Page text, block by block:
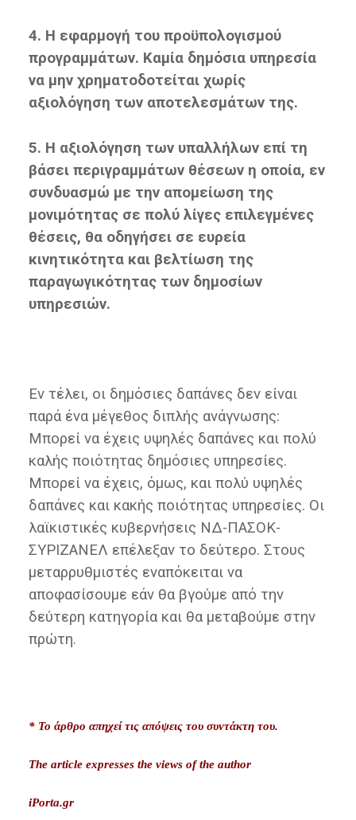
4. Η εφαρμογή του προϋπολογισμού
προγραμμάτων. Καμία δημόσια υπηρεσία
να μην χρηματοδοτείται χωρίς
αξιολόγηση των αποτελεσμάτων της.
5. Η αξιολόγηση των υπαλλήλων επί τη
βάσει περιγραμμάτων θέσεων η οποία, εν
συνδυασμώ με την απομείωση της
μονιμότητας σε πολύ λίγες επιλεγμένες
θέσεις, θα οδηγήσει σε ευρεία
κινητικότητα και βελτίωση της
παραγωγικότητας των δημοσίων
υπηρεσιών.
Εν τέλει, οι δημόσιες δαπάνες δεν είναι
παρά ένα μέγεθος διπλής ανάγνωσης:
Μπορεί να έχεις υψηλές δαπάνες και πολύ
καλής ποιότητας δημόσιες υπηρεσίες.
Μπορεί να έχεις, όμως, και πολύ υψηλές
δαπάνες και κακής ποιότητας υπηρεσίες. Οι
λαϊκιστικές κυβερνήσεις ΝΔ-ΠΑΣΟΚ-
ΣΥΡΙΖΑΝΕΛ επέλεξαν το δεύτερο. Στους
μεταρρυθμιστές εναπόκειται να
αποφασίσουμε εάν θα βγούμε από την
δεύτερη κατηγορία και θα μεταβούμε στην
πρώτη.
* Το άρθρο απηχεί τις απόψεις του συντάκτη του.
The article expressesthe views of the author
iPorta.gr